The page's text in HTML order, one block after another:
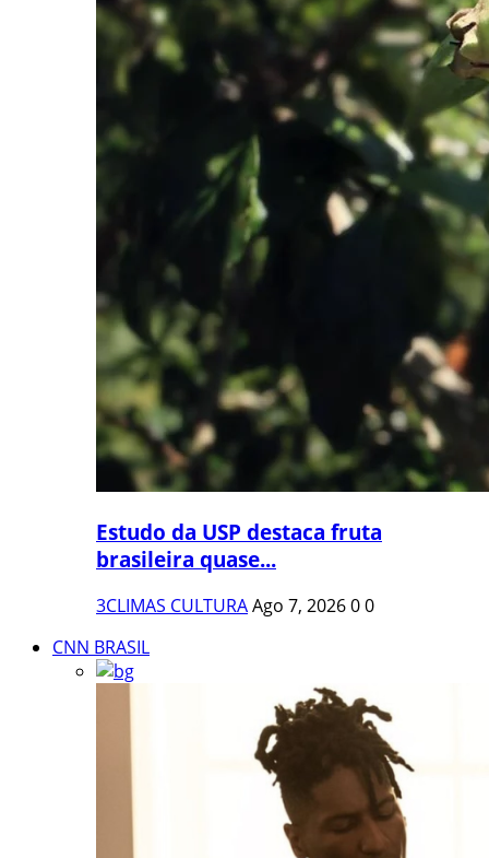
Estudo da USP destaca fruta
brasileira quase...
3CLIMAS CULTURAAgo 7, 202600
CNN BRASIL